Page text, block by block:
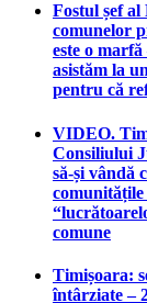
Fostul șef
comunelor
este o
asistăm la
pentru că
VIDEO.
Consiliului
să-și vândă
comune
Timișoara:
întârziate –